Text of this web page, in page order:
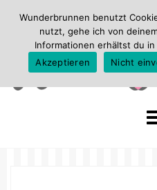
Wunderbrunnen benutzt
nutzt, gehe ich von
Informationen erhältst du
Akzeptieren
Nicht